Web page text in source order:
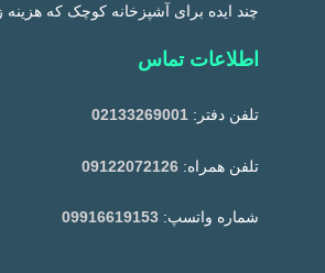
چند ایده برای آشپزخانه کوچک که هزینه
اطلاعات تماس
تلفن دفتر: 02133269001
تلفن همراه: 09122072126
شماره واتسپ: 09916619153